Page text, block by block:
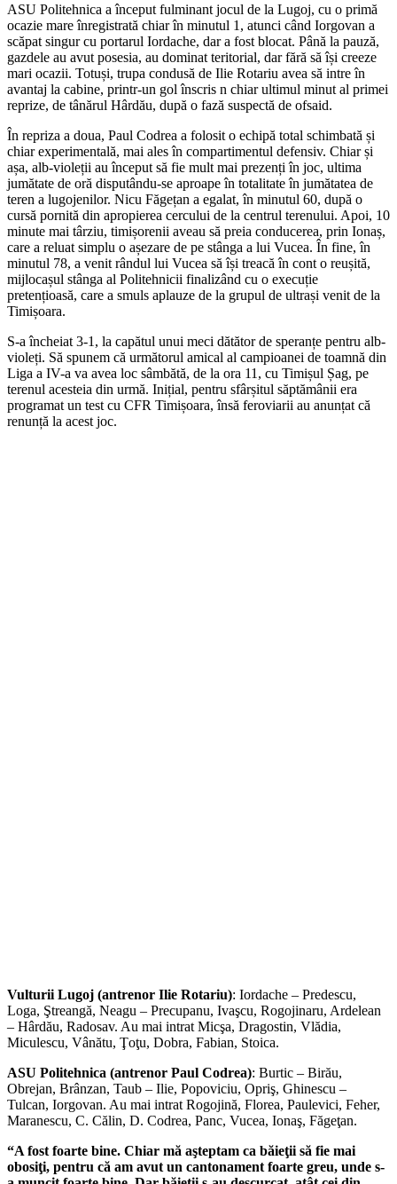
ASU Politehnica a început fulminant jocul de la Lugoj, cu o primă
ocazie mare înregistrată chiar în minutul 1, atunci când Iorgovan a
scăpat singur cu portarul Iordache, dar a fost blocat. Până la pauză,
gazdele au avut posesia, au dominat teritorial, dar fără să își creeze
mari ocazii. Totuși, trupa condusă de Ilie Rotariu avea să intre în
avantaj la cabine, printr-un gol înscris n chiar ultimul minut al primei
reprize, de tânărul Hârdău, după o fază suspectă de ofsaid.
În repriza a doua, Paul Codrea a folosit o echipă total schimbată și
chiar experimentală, mai ales în compartimentul defensiv. Chiar și
așa, alb-violeții au început să fie mult mai prezenți în joc, ultima
jumătate de oră disputându-se aproape în totalitate în jumătatea de
teren a lugojenilor. Nicu Făgețan a egalat, în minutul 60, după o
cursă pornită din apropierea cercului de la centrul terenului. Apoi, 10
minute mai târziu, timișorenii aveau să preia conducerea, prin Ionaș,
care a reluat simplu o așezare de pe stânga a lui Vucea. În fine, în
minutul 78, a venit rândul lui Vucea să își treacă în cont o reușită,
mijlocașul stânga al Politehnicii finalizând cu o execuție
pretențioasă, care a smuls aplauze de la grupul de ultrași venit de la
Timișoara.
S-a încheiat 3-1, la capătul unui meci dătător de speranțe pentru alb-
violeți. Să spunem că următorul amical al campioanei de toamnă din
Liga a IV-a va avea loc sâmbătă, de la ora 11, cu Timișul Șag, pe
terenul acesteia din urmă. Inițial, pentru sfârșitul săptămânii era
programat un test cu CFR Timișoara, însă feroviarii au anunțat că
renunță la acest joc.
Vulturii Lugoj (antrenor Ilie Rotariu): Iordache – Predescu,
Loga, Ştreangă, Neagu – Precupanu, Ivaşcu, Rogojinaru, Ardelean
– Hârdău, Radosav. Au mai intrat Micşa, Dragostin, Vlădia,
Miculescu, Vânătu, Ţoţu, Dobra, Fabian, Stoica.
ASU Politehnica (antrenor Paul Codrea): Burtic – Birău,
Obrejan, Brânzan, Taub – Ilie, Popoviciu, Opriş, Ghinescu –
Tulcan, Iorgovan. Au mai intrat Rogojină, Florea, Paulevici, Feher,
Maranescu, C. Călin, D. Codrea, Panc, Vucea, Ionaş, Făgeţan.
“A fost foarte bine. Chiar mă aşteptam ca băieţii să fie mai
obosiţi, pentru că am avut un cantonament foarte greu, unde s-